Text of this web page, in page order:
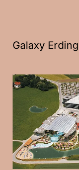
Galaxy Erding